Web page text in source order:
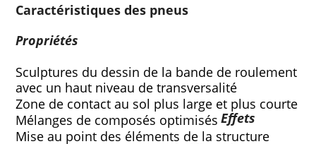
Caractéristiques des pneus
Propriétés
Sculptures du dessin de la bande de roulement
avec un haut niveau de transversalité
Zone de contact au sol plus large et plus courte
Mélanges de composés optimisés
Mise au point des éléments de la structure
Effets